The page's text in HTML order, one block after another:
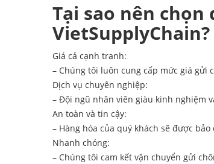
Tại sao nên
VietSupplyChain?
Giá cả cạnh tranh:
– Chúng tôi luôn cung cấp mức giá
Dịch vụ chuyên nghiệp:
– Đội ngũ nhân viên giàu kinh nghiệm
An toàn và tin cậy:
– Hàng hóa của quý khách sẽ được
Nhanh chóng:
– Chúng tôi cam kết vận chuyển gửi